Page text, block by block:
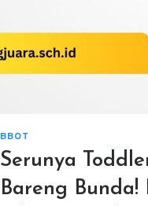
BBOT
Serunya
Bareng